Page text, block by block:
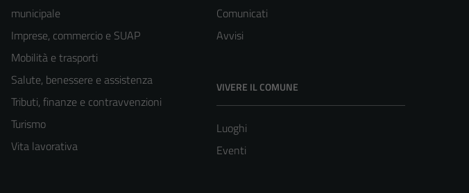
municipale
Imprese, commercio e SUAP
Mobilità e trasporti
Salute, benessere e assistenza
Tributi, finanze e contravvenzioni
Turismo
Vita lavorativa
Comunicati
Avvisi
VIVERE IL COMUNE
Luoghi
Eventi